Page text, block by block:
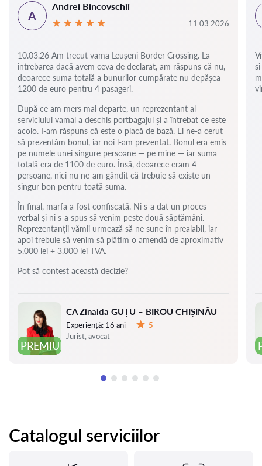
PREMIUM
CA Zinaida GUȚU – BIROU CHIȘINĂU
Experiență: 16 ani
5
Jurist, avocat
A
Andrei Bincovschii
11.03.2026
10.03.26 Am trecut vama Leușeni Border Crossing. La
întrebarea dacă avem ceva de declarat, am răspuns că nu,
deoarece suma totală a bunurilor cumpărate nu depășea
1200 de euro pentru 4 pasageri.
După ce am mers mai departe, un reprezentant al
serviciului vamal a deschis portbagajul și a întrebat ce este
acolo. I-am răspuns că este o placă de bază. El ne-a cerut
să prezentăm bonul, iar noi l-am prezentat. Bonul era emis
pe numele unei singure persoane — pe mine — iar suma
totală era de 1100 de euro. Însă, deoarece eram 4
persoane, nici nu ne-am gândit că trebuie să existe un
singur bon pentru toată suma.
În final, marfa a fost confiscată. Ni s-a dat un proces-
verbal și ni s-a spus să venim peste două săptămâni.
Reprezentanții vămii urmează să ne sune în prealabil, iar
apoi trebuie să venim să plătim o amendă de aproximativ
5.000 lei + 3.000 lei TVA.
Pot să contest această decizie?
Catalogul serviciilor